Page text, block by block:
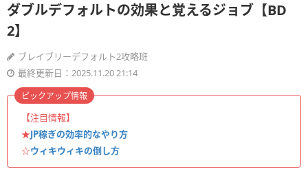
ダブルデフォルトの効果と覚えるジョブ【BD
2】
ブレイブリーデフォルト2攻略班
最終更新日：2025.11.20 21:14
【注目情報】
★JP稼ぎの効率的なやり方
☆ウィキウィキの倒し方
ピックアップ情報